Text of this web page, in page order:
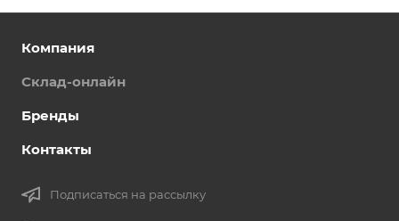
Компания
Склад-онлайн
Бренды
Контакты
Подписаться на рассылку